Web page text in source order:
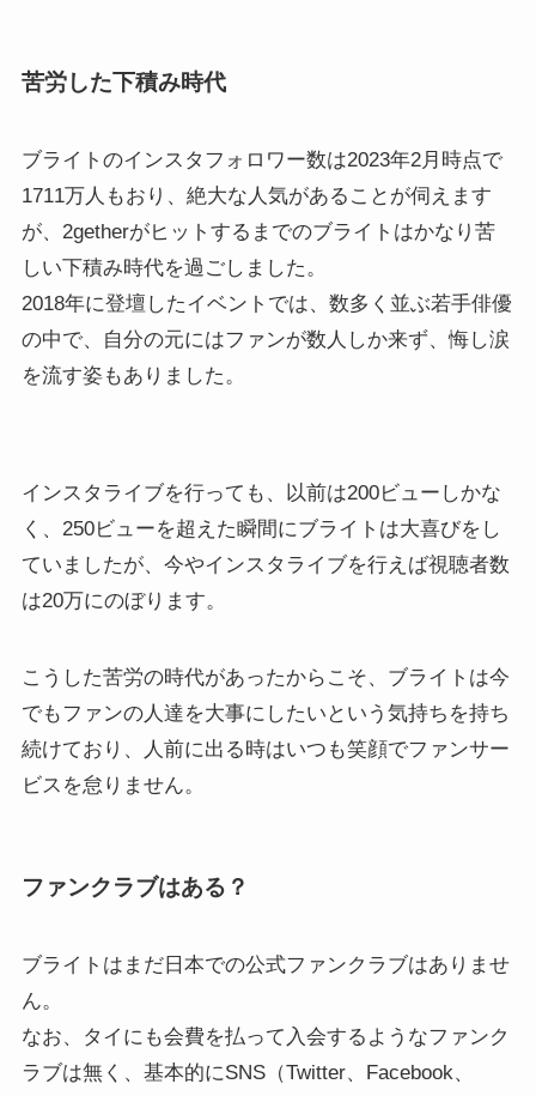
苦労した下積み時代
ブライトのインスタフォロワー数は2023年2月時点で
1711万人もおり、絶大な人気があることが伺えます
が、2getherがヒットするまでのブライトはかなり苦
しい下積み時代を過ごしました。
2018年に登壇したイベントでは、数多く並ぶ若手俳優
の中で、自分の元にはファンが数人しか来ず、悔し涙
を流す姿もありました。
インスタライブを行っても、以前は200ビューしかな
く、250ビューを超えた瞬間にブライトは大喜びをし
ていましたが、今やインスタライブを行えば視聴者数
は20万にのぼります。
こうした苦労の時代があったからこそ、ブライトは今
でもファンの人達を大事にしたいという気持ちを持ち
続けており、人前に出る時はいつも笑顔でファンサー
ビスを怠りません。
ファンクラブはある？
ブライトはまだ日本での公式ファンクラブはありませ
ん。
なお、タイにも会費を払って入会するようなファンク
ラブは無く、基本的にSNS（Twitter、Facebook、